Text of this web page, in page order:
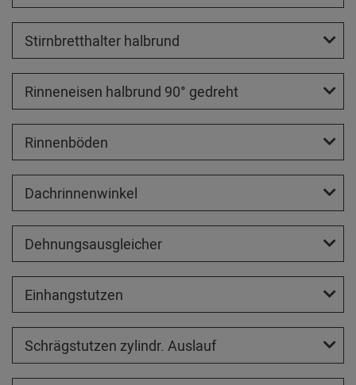
Stirnbretthalter halbrund
Rinneneisen halbrund 90° gedreht
Rinnenböden
Dachrinnenwinkel
Dehnungsausgleicher
Einhangstutzen
Schrägstutzen zylindr. Auslauf